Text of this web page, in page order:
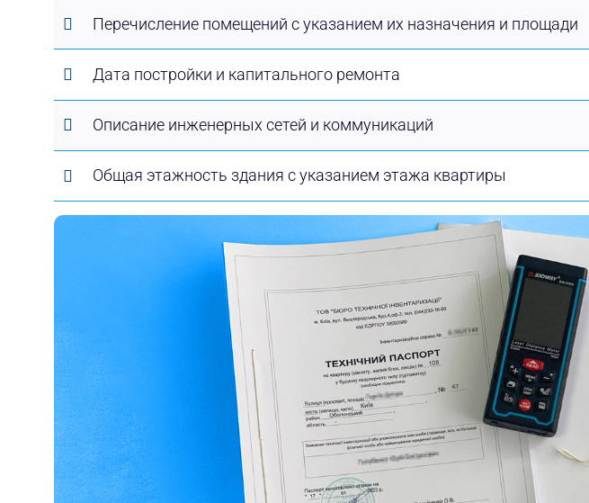
Перечисление помещений с указанием их назначения и площади
Дата постройки и капитального ремонта
Описание инженерных сетей и коммуникаций
Общая этажность здания с указанием этажа квартиры